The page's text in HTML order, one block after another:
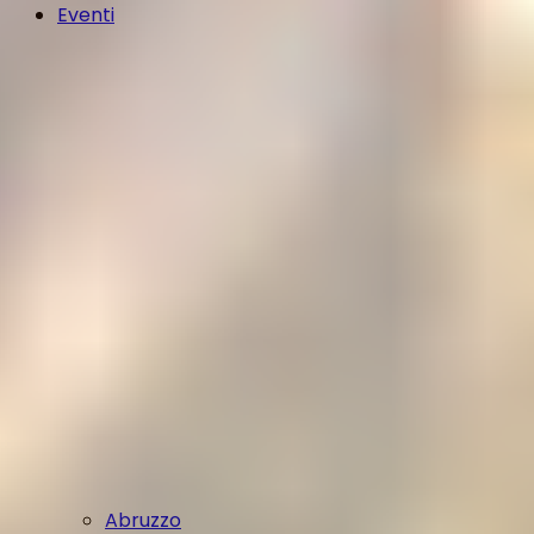
Eventi
Abruzzo